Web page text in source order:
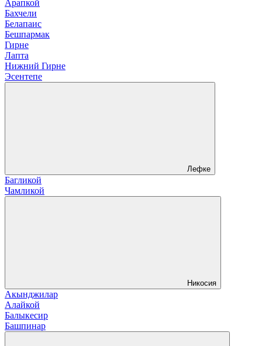
Арапкой
Бахчели
Белапаис
Бешпармак
Гирне
Лапта
Нижний Гирне
Эсентепе
Лефке
Багликой
Чамликой
Никосия
Акынджилар
Алайкой
Балыкесир
Башпинар